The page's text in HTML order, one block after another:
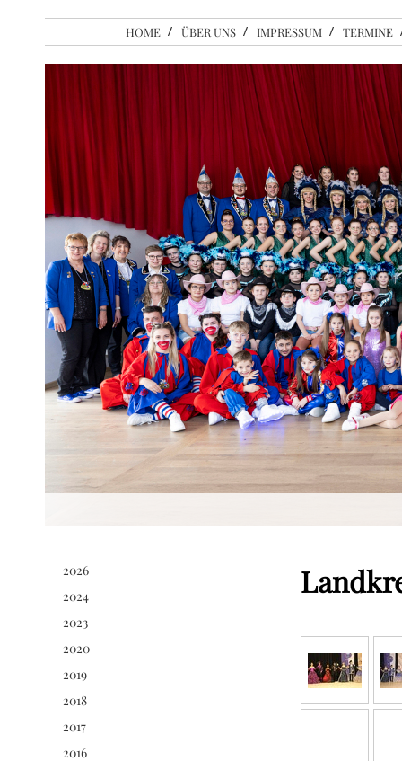
HOME ÜBER UNS IMPRESSUM TERMINE
2026
2024
2023
2020
2019
2018
2017
2016